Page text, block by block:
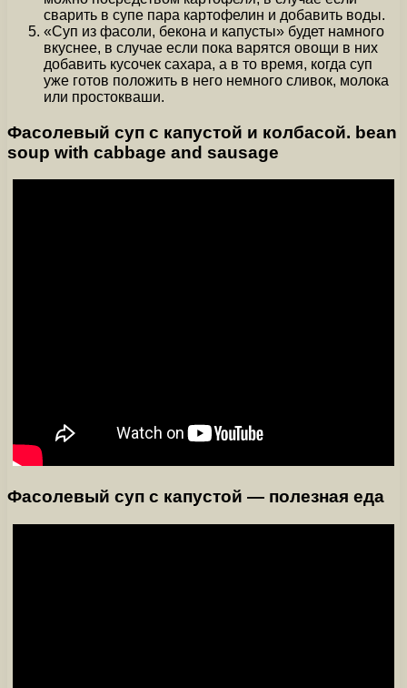
сварить в супе пара картофелин и добавить воды.
«Суп из фасоли, бекона и капусты» будет намного
вкуснее, в случае если пока варятся овощи в них
добавить кусочек сахара, а в то время, когда суп
уже готов положить в него немного сливок, молока
или простокваши.
Фасолевый суп с капустой и колбасой. bean
soup with cabbage and sausage
Фасолевый суп с капустой — полезная еда